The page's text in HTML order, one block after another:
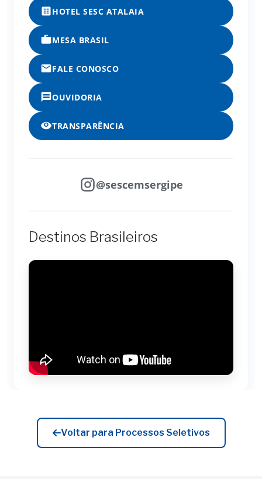
HOTEL SESC ATALAIA
MESA BRASIL
FALE CONOSCO
OUVIDORIA
TRANSPARÊNCIA
@sescemsergipe
Destinos Brasileiros
Voltar para Processos Seletivos